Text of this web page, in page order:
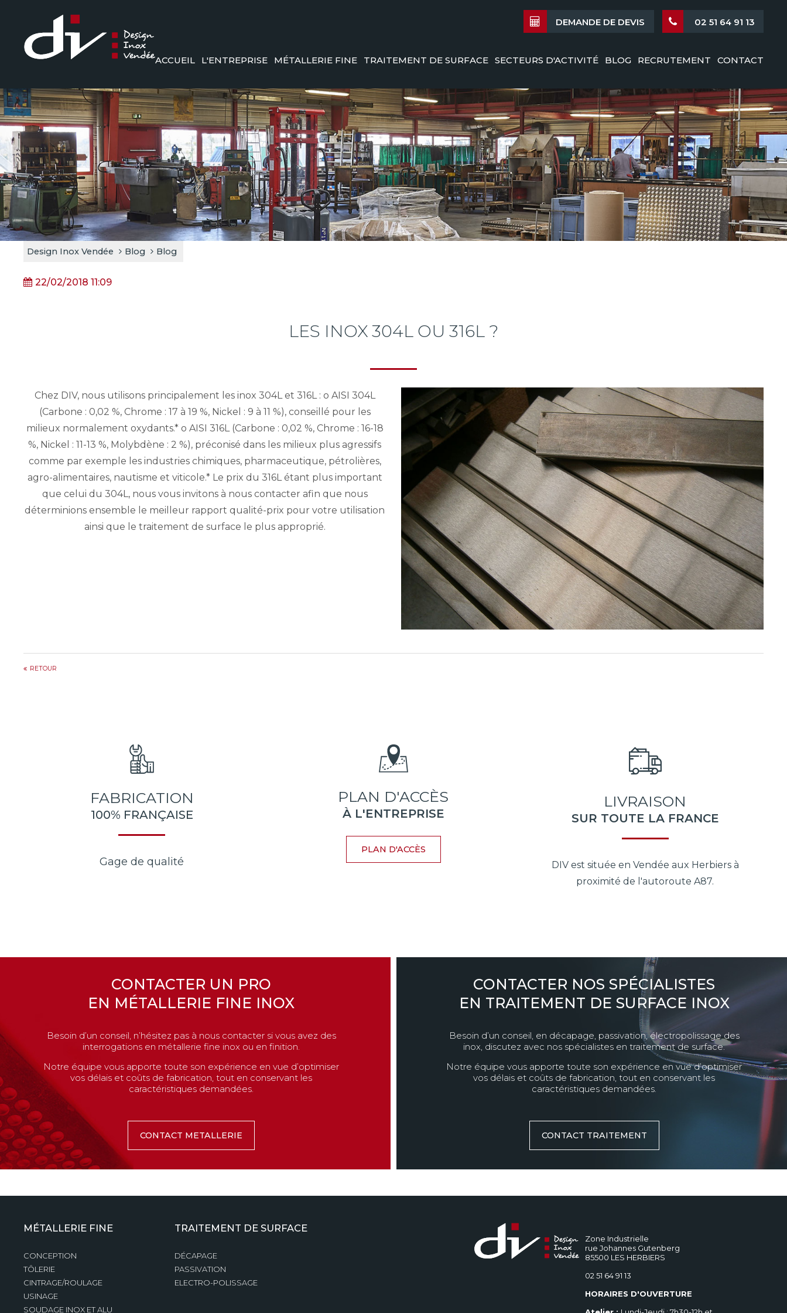
DEMANDE DE DEVIS 02 51 64 91 13
ACCUEIL L'ENTREPRISE MÉTALLERIE FINE TRAITEMENT DE SURFACE SECTEURS D'ACTIVITÉ BLOG RECRUTEMENT CONTACT
Design Inox Vendée Blog Blog
22/02/2018 11:09
LES INOX 304L OU 316L ?
Chez DIV, nous utilisons principalement les inox 304L et 316L : o AISI 304L
(Carbone : 0,02 %, Chrome : 17 à 19 %, Nickel : 9 à 11 %), conseillé pour les
milieux normalement oxydants.* o AISI 316L (Carbone : 0,02 %, Chrome : 16-18
%, Nickel : 11-13 %, Molybdène : 2 %), préconisé dans les milieux plus agressifs
comme par exemple les industries chimiques, pharmaceutique, pétrolières,
agro-alimentaires, nautisme et viticole.* Le prix du 316L étant plus important
que celui du 304L, nous vous invitons à nous contacter afin que nous
déterminions ensemble le meilleur rapport qualité-prix pour votre utilisation
ainsi que le traitement de surface le plus approprié.
RETOUR
FABRICATION
100% FRANÇAISE
Gage de qualité
PLAN D'ACCÈS
À L'ENTREPRISE
PLAN D'ACCÈS
LIVRAISON
SUR TOUTE LA FRANCE
DIV est située en Vendée aux Herbiers à
proximité de l'autoroute A87.
CONTACTER UN PRO
EN MÉTALLERIE FINE INOX
Besoin d’un conseil, n’hésitez pas à nous contacter si vous avez des
interrogations en métallerie fine inox ou en finition.
Notre équipe vous apporte toute son expérience en vue d’optimiser
vos délais et coûts de fabrication, tout en conservant les
caractéristiques demandées.
CONTACT METALLERIE
CONTACTER NOS SPÉCIALISTES
EN TRAITEMENT DE SURFACE INOX
Besoin d’un conseil, en décapage, passivation, électropolissage des
inox, discutez avec nos spécialistes en traitement de surface.
Notre équipe vous apporte toute son expérience en vue d’optimiser
vos délais et coûts de fabrication, tout en conservant les
caractéristiques demandées.
CONTACT TRAITEMENT
MÉTALLERIE FINE
CONCEPTION
TÔLERIE
CINTRAGE/ROULAGE
USINAGE
SOUDAGE INOX ET ALU
TRAITEMENT DE SURFACE
DÉCAPAGE
PASSIVATION
ELECTRO-POLISSAGE
Zone Industrielle
rue Johannes Gutenberg
85500 LES HERBIERS
02 51 64 91 13
HORAIRES D'OUVERTURE